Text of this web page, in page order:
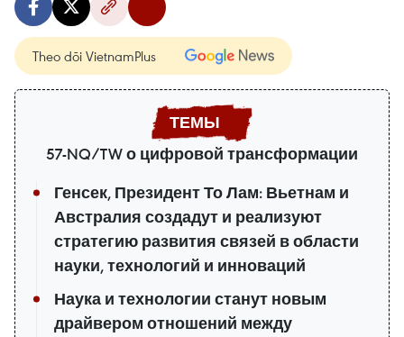
Theo dõi VietnamPlus
57-NQ/TW о цифровой трансформации
Генсек, Президент То Лам: Вьетнам и
Австралия создадут и реализуют
стратегию развития связей в области
науки, технологий и инноваций
Наука и технологии станут новым
драйвером отношений между